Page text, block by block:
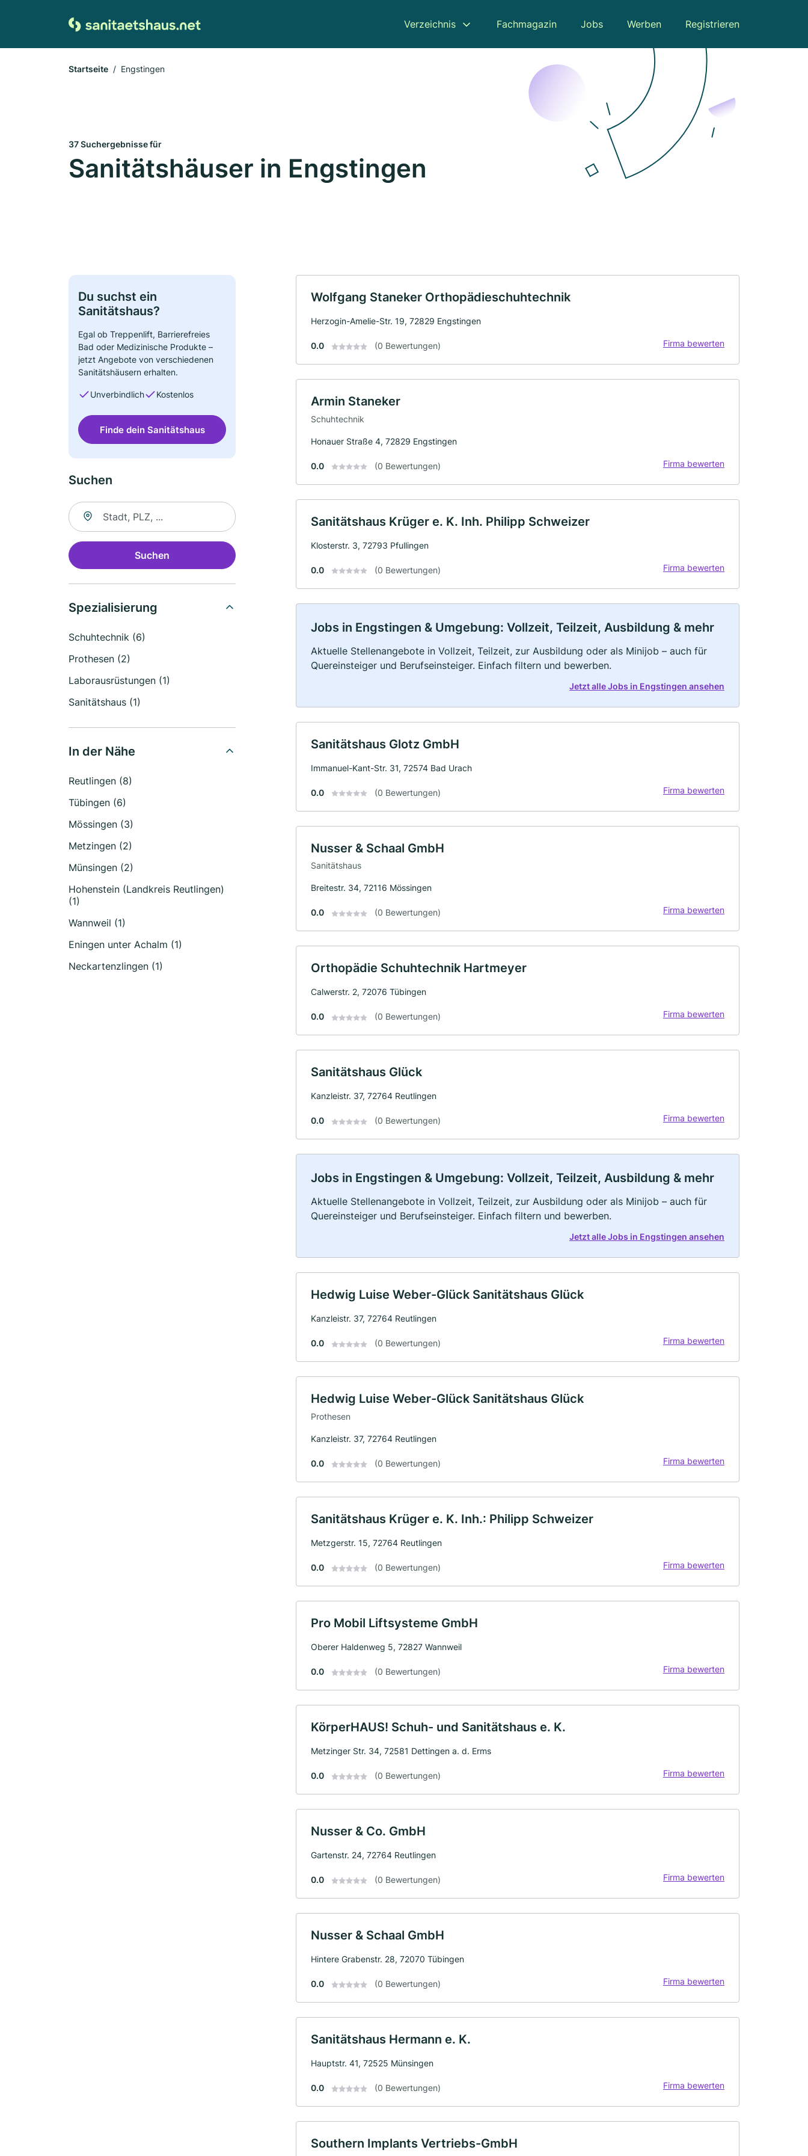
Verzeichnis Fachmagazin Jobs Werben Registrieren
Startseite Engstingen
37 Suchergebnisse für
Sanitätshäuser in Engstingen
Du suchst ein
Sanitätshaus?
Egal ob Treppenlift, Barrierefreies
Bad oder Medizinische Produkte –
jetzt Angebote von verschiedenen
Sanitätshäusern erhalten.
Unverbindlich Kostenlos
Finde dein Sanitätshaus
Suchen
Suche nach Ort
Suchen
Spezialisierung
Schuhtechnik (6)
Prothesen (2)
Laborausrüstungen (1)
Sanitätshaus (1)
In der Nähe
Reutlingen (8)
Tübingen (6)
Mössingen (3)
Metzingen (2)
Münsingen (2)
Hohenstein (Landkreis Reutlingen)
(1)
Wannweil (1)
Eningen unter Achalm (1)
Neckartenzlingen (1)
Wolfgang Staneker Orthopädieschuhtechnik
Herzogin-Amelie-Str. 19, 72829 Engstingen
0.0 (0 Bewertungen) Firma bewerten
Armin Staneker
Schuhtechnik
Honauer Straße 4, 72829 Engstingen
0.0 (0 Bewertungen) Firma bewerten
Sanitätshaus Krüger e. K. Inh. Philipp Schweizer
Klosterstr. 3, 72793 Pfullingen
0.0 (0 Bewertungen) Firma bewerten
Jobs in Engstingen & Umgebung: Vollzeit, Teilzeit, Ausbildung & mehr
Aktuelle Stellenangebote in Vollzeit, Teilzeit, zur Ausbildung oder als Minijob – auch für
Quereinsteiger und Berufseinsteiger. Einfach filtern und bewerben.
Jetzt alle Jobs in Engstingen ansehen
Sanitätshaus Glotz GmbH
Immanuel-Kant-Str. 31, 72574 Bad Urach
0.0 (0 Bewertungen) Firma bewerten
Nusser & Schaal GmbH
Sanitätshaus
Breitestr. 34, 72116 Mössingen
0.0 (0 Bewertungen) Firma bewerten
Orthopädie Schuhtechnik Hartmeyer
Calwerstr. 2, 72076 Tübingen
0.0 (0 Bewertungen) Firma bewerten
Sanitätshaus Glück
Kanzleistr. 37, 72764 Reutlingen
0.0 (0 Bewertungen) Firma bewerten
Jobs in Engstingen & Umgebung: Vollzeit, Teilzeit, Ausbildung & mehr
Aktuelle Stellenangebote in Vollzeit, Teilzeit, zur Ausbildung oder als Minijob – auch für
Quereinsteiger und Berufseinsteiger. Einfach filtern und bewerben.
Jetzt alle Jobs in Engstingen ansehen
Hedwig Luise Weber-Glück Sanitätshaus Glück
Kanzleistr. 37, 72764 Reutlingen
0.0 (0 Bewertungen) Firma bewerten
Hedwig Luise Weber-Glück Sanitätshaus Glück
Prothesen
Kanzleistr. 37, 72764 Reutlingen
0.0 (0 Bewertungen) Firma bewerten
Sanitätshaus Krüger e. K. Inh.: Philipp Schweizer
Metzgerstr. 15, 72764 Reutlingen
0.0 (0 Bewertungen) Firma bewerten
Pro Mobil Liftsysteme GmbH
Oberer Haldenweg 5, 72827 Wannweil
0.0 (0 Bewertungen) Firma bewerten
KörperHAUS! Schuh- und Sanitätshaus e. K.
Metzinger Str. 34, 72581 Dettingen a. d. Erms
0.0 (0 Bewertungen) Firma bewerten
Nusser & Co. GmbH
Gartenstr. 24, 72764 Reutlingen
0.0 (0 Bewertungen) Firma bewerten
Nusser & Schaal GmbH
Hintere Grabenstr. 28, 72070 Tübingen
0.0 (0 Bewertungen) Firma bewerten
Sanitätshaus Hermann e. K.
Hauptstr. 41, 72525 Münsingen
0.0 (0 Bewertungen) Firma bewerten
Southern Implants Vertriebs-GmbH